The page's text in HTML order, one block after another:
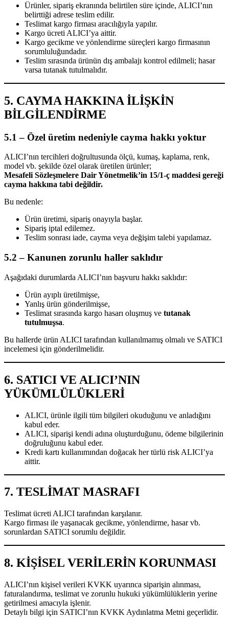
Ürünler, sipariş ekranında belirtilen süre içinde, ALICI’nın
belirttiği adrese teslim edilir.
Teslimat kargo firması aracılığıyla yapılır.
Kargo ücreti ALICI’ya aittir.
Kargo gecikme ve yönlendirme süreçleri kargo firmasının
sorumluluğundadır.
Teslim sırasında ürünün dış ambalajı kontrol edilmeli; hasar
varsa tutanak tutulmalıdır.
5. CAYMA HAKKINA İLİŞKİN
BİLGİLENDİRME
5.1 – Özel üretim nedeniyle cayma hakkı yoktur
ALICI’nın tercihleri doğrultusunda ölçü, kumaş, kaplama, renk,
model vb. şekilde özel olarak üretilen ürünler;
Mesafeli Sözleşmelere Dair Yönetmelik’in 15/1-ç maddesi gereği
cayma hakkına tabi değildir.
Bu nedenle:
Ürün üretimi, sipariş onayıyla başlar.
Sipariş iptal edilemez.
Teslim sonrası iade, cayma veya değişim talebi yapılamaz.
5.2 – Kanunen zorunlu haller saklıdır
Aşağıdaki durumlarda ALICI’nın başvuru hakkı saklıdır:
Ürün ayıplı üretilmişse,
Yanlış ürün gönderilmişse,
Teslimat sırasında kargo hasarı oluşmuş ve tutanak
tutulmuşsa.
Bu hallerde ürün ALICI tarafından kullanılmamış olmalı ve SATICI
incelemesi için gönderilmelidir.
6. SATICI VE ALICI’NIN
YÜKÜMLÜLÜKLERİ
ALICI, ürünle ilgili tüm bilgileri okuduğunu ve anladığını
kabul eder.
ALICI, siparişi kendi adına oluşturduğunu, ödeme bilgilerinin
doğruluğunu kabul eder.
Kredi kartı kullanımından doğacak her türlü risk ALICI’ya
aittir.
7. TESLİMAT MASRAFI
Teslimat ücreti ALICI tarafından karşılanır.
Kargo firması ile yaşanacak gecikme, yönlendirme, hasar vb.
sorunlardan SATICI sorumlu değildir.
8. KİŞİSEL VERİLERİN KORUNMASI
ALICI’nın kişisel verileri KVKK uyarınca siparişin alınması,
faturalandırma, teslimat ve zorunlu hukuki yükümlülüklerin yerine
getirilmesi amacıyla işlenir.
Detaylı bilgi için SATICI’nın KVKK Aydınlatma Metni geçerlidir.